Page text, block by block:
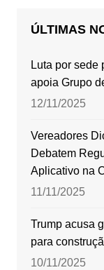
ÚLTIMAS
Luta por sede
apoia Grupo
12/11/2025
Vereadores
Debatem
Aplicativo na
11/11/2025
Trump acusa
para
10/11/2025